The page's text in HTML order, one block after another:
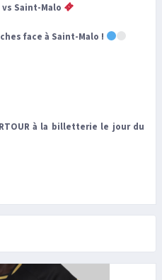
vs Saint-Malo
face à Saint-Malo !
à la billetterie le jour du